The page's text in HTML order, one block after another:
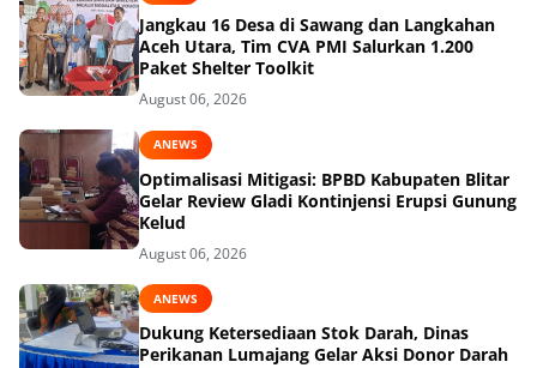
Jangkau 16 Desa di Sawang dan Langkahan
Aceh Utara, Tim CVA PMI Salurkan 1.200
Paket Shelter Toolkit
August 06, 2026
ANEWS
Optimalisasi Mitigasi: BPBD Kabupaten Blitar
Gelar Review Gladi Kontinjensi Erupsi Gunung
Kelud
August 06, 2026
ANEWS
Dukung Ketersediaan Stok Darah, Dinas
Perikanan Lumajang Gelar Aksi Donor Darah